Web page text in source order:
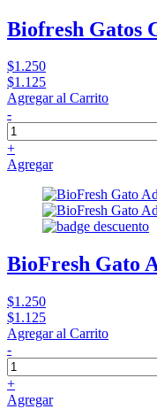
Biofresh Gatos
$1.250
$1.125
Agregar al Carrito
-
+
Agregar
BioFresh Gato
$1.250
$1.125
Agregar al Carrito
-
+
Agregar